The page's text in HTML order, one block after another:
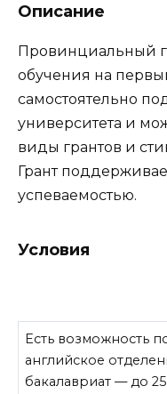
Описание
Провинциальный
обучения на
самостоятельно
университета и
виды грантов и
Грант
успеваемостью.
Условия
Есть возможность
английское
бакалавриат — до